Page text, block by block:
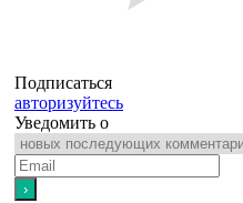
Подписаться
авторизуйтесь
Уведомить о